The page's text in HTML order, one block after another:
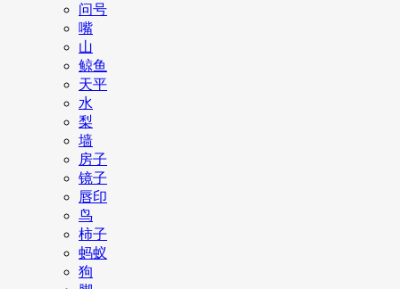
问号
嘴
山
鲸鱼
天平
水
梨
墙
房子
镜子
唇印
鸟
柿子
蚂蚁
狗